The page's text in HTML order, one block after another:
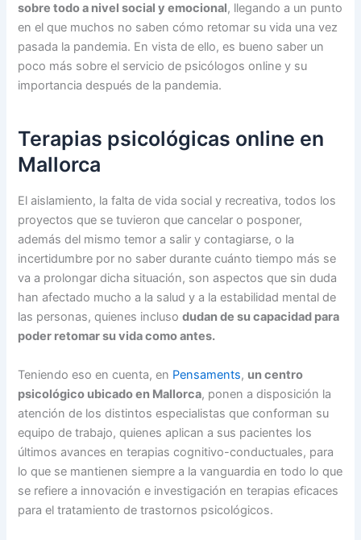
sobre todo a nivel social y emocional, llegando a un punto
en el que muchos no saben cómo retomar su vida una vez
pasada la pandemia. En vista de ello, es bueno saber un
poco más sobre el servicio de psicólogos online y su
importancia después de la pandemia.
Terapias psicológicas online en
Mallorca
El aislamiento, la falta de vida social y recreativa, todos los
proyectos que se tuvieron que cancelar o posponer,
además del mismo temor a salir y contagiarse, o la
incertidumbre por no saber durante cuánto tiempo más se
va a prolongar dicha situación, son aspectos que sin duda
han afectado mucho a la salud y a la estabilidad mental de
las personas, quienes inclusodudan de su capacidad para
poder retomar su vida como antes.
Teniendo eso en cuenta, en Pensaments, un centro
psicológico ubicado en Mallorca, ponen a disposición la
atención de los distintos especialistas que conforman su
equipo de trabajo, quienes aplican a sus pacientes los
últimos avances en terapias cognitivo-conductuales, para
lo que se mantienen siempre a la vanguardia en todo lo que
se refiere a innovación e investigación en terapias eficaces
para el tratamiento de trastornos psicológicos.